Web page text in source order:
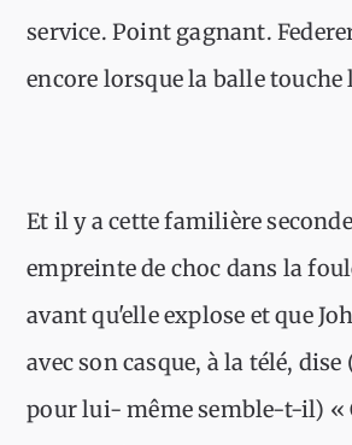
service. Point gagnant.
encore lorsque la balle touche
Et il y a cette familière
empreinte de choc dans la
avant qu'elle explose et que
avec son casque, à la télé,
pour lui- même semble-t-il) «